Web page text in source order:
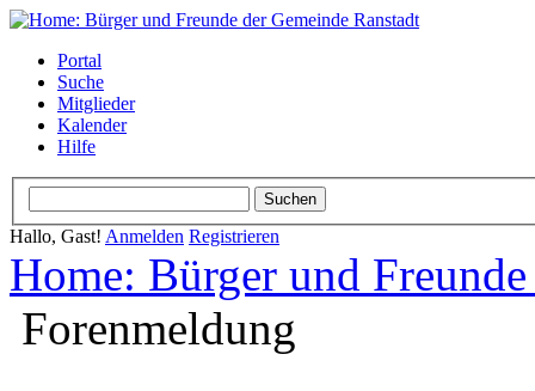
Portal
Suche
Mitglieder
Kalender
Hilfe
Hallo, Gast! Anmelden Registrieren
Home: Bürger und
Forenmeldung